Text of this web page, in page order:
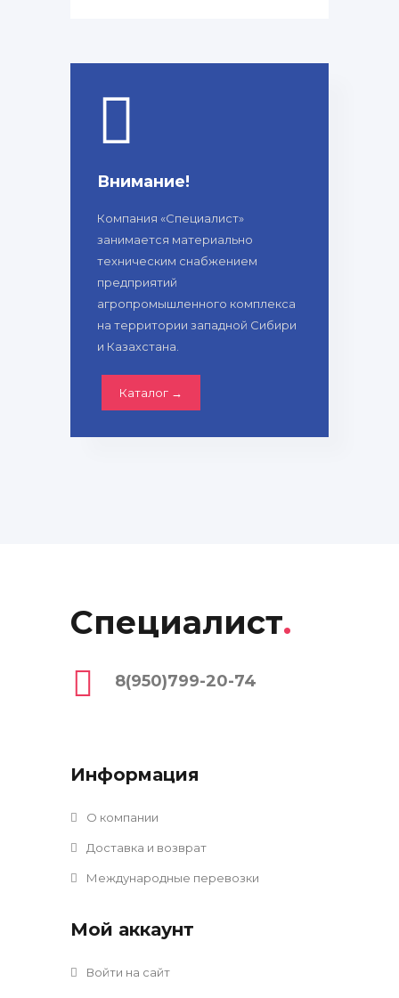
Внимание!
Компания «Специалист»
занимается материально
техническим снабжением
предприятий
агропромышленного комплекса
на территории западной Сибири
и Казахстана.
Каталог →
Специалист.
8(950)799-20-74
Информация
О компании
Доставка и возврат
Международные перевозки
Мой аккаунт
Войти на сайт